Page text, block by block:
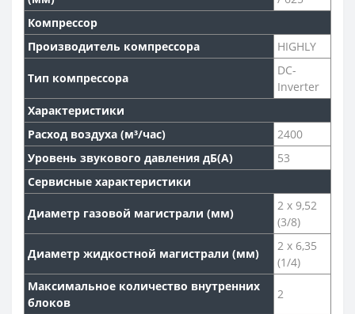
Компрессор
Производитель компрессора
HIGHLY
Тип компрессора
DC-
Inverter
Характеристики
Расход воздуха (м³/час)
2400
Уровень звукового давления дБ(А)
53
Сервисные характеристики
Диаметр газовой магистрали (мм)
2 x 9,52
(3/8)
Диаметр жидкостной магистрали (мм)
2 x 6,35
(1/4)
Максимальное количество внутренних
блоков
2